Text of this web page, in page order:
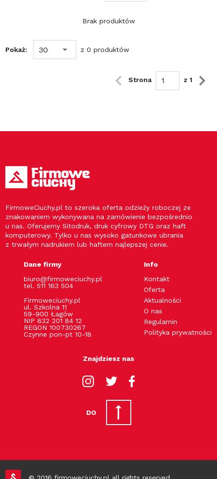
Brak produktów
Pokaż: 30 z 0 produktów
Strona z 1
FirmoweCiuchy.pl to szeroka oferta odzieży roboczej ze
znakowaniem wykonywana na zamówienie bezpośrednio
u nas. Oferujemy Sitodruk, druk cyfrowy DTG oraz haft
komputerowy. Tylko u nas wysoko gatunkowe ubrania
z trwałym nadrukiem lub haftem najlepszej cenie.
Dane firmy
biuro@firmoweciuchy.pl
tel. 511 163 504
Firmoweciuchy.pl
ul. Szkolna 11
59-900 Łagów
NIP 832 201 84 12
REGON 100730267
Czynne pon-pt 10-18
Info
Kontakt
Oferta
Aktualności
O nas
Regulamin
Polityka prywatności
Znajdziesz nas
DO